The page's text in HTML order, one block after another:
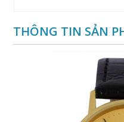
THÔNG TIN SẢN